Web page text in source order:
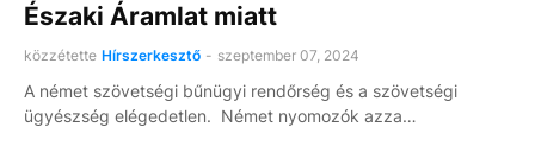
Északi Áramlat miatt
közzétette Hírszerkesztő - szeptember 07, 2024
A német szövetségi bűnügyi rendőrség és a szövetségi
ügyészség elégedetlen. Német nyomozók azza…